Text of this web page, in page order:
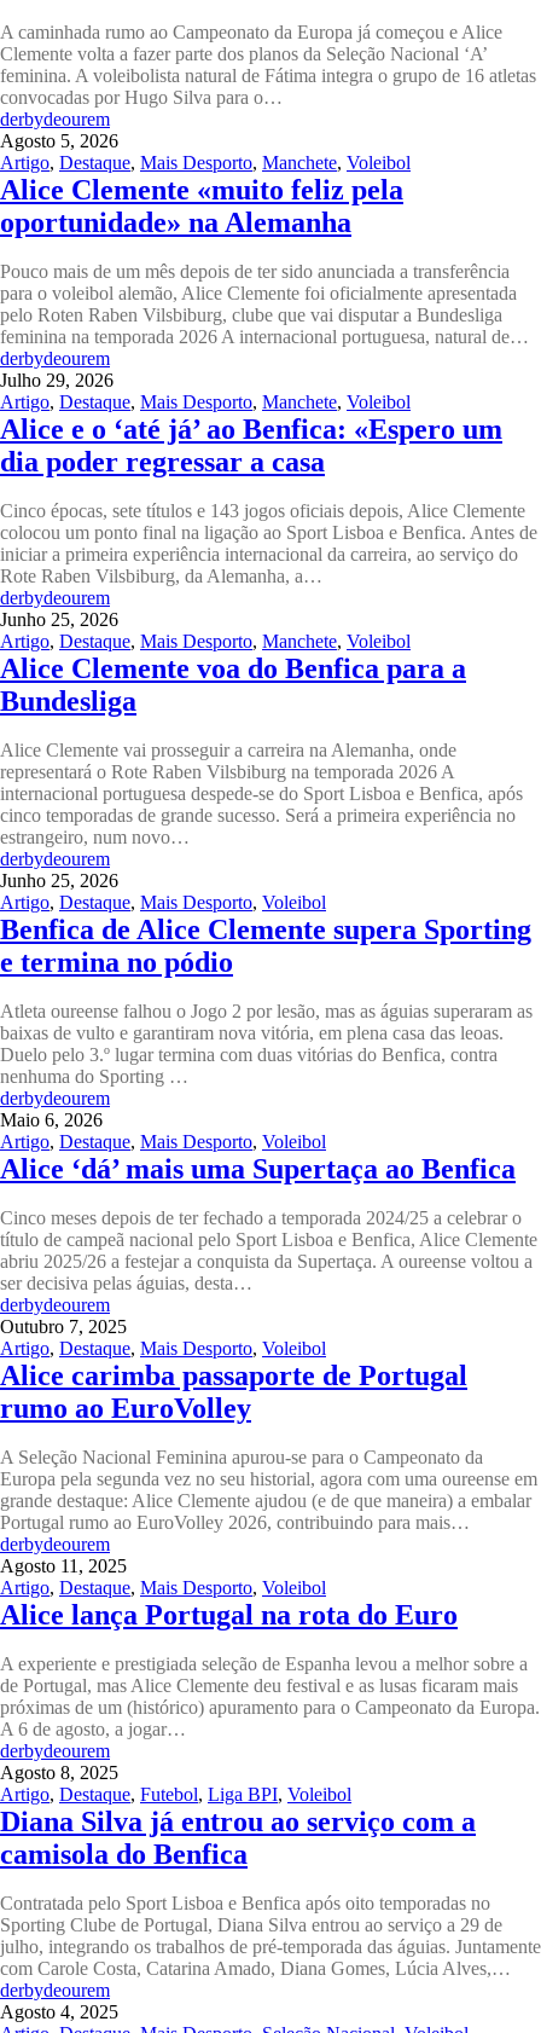
A caminhada rumo ao Campeonato da Europa já começou e Alice
Clemente volta a fazer parte dos planos da Seleção Nacional ‘A’
feminina. A voleibolista natural de Fátima integra o grupo de 16 atletas
convocadas por Hugo Silva para o…
derbydeourem
Agosto 5, 2026
Artigo, Destaque, Mais Desporto, Manchete, Voleibol
Alice Clemente «muito feliz pela
oportunidade» na Alemanha
Pouco mais de um mês depois de ter sido anunciada a transferência
para o voleibol alemão, Alice Clemente foi oficialmente apresentada
pelo Roten Raben Vilsbiburg, clube que vai disputar a Bundesliga
feminina na temporada 2026 A internacional portuguesa, natural de…
derbydeourem
Julho 29, 2026
Artigo, Destaque, Mais Desporto, Manchete, Voleibol
Alice e o ‘até já’ ao Benfica: «Espero um
dia poder regressar a casa
Cinco épocas, sete títulos e 143 jogos oficiais depois, Alice Clemente
colocou um ponto final na ligação ao Sport Lisboa e Benfica. Antes de
iniciar a primeira experiência internacional da carreira, ao serviço do
Rote Raben Vilsbiburg, da Alemanha, a…
derbydeourem
Junho 25, 2026
Artigo, Destaque, Mais Desporto, Manchete, Voleibol
Alice Clemente voa do Benfica para a
Bundesliga
Alice Clemente vai prosseguir a carreira na Alemanha, onde
representará o Rote Raben Vilsbiburg na temporada 2026 A
internacional portuguesa despede-se do Sport Lisboa e Benfica, após
cinco temporadas de grande sucesso. Será a primeira experiência no
estrangeiro, num novo…
derbydeourem
Junho 25, 2026
Artigo, Destaque, Mais Desporto, Voleibol
Benfica de Alice Clemente supera Sporting
e termina no pódio
Atleta oureense falhou o Jogo 2 por lesão, mas as águias superaram as
baixas de vulto e garantiram nova vitória, em plena casa das leoas.
Duelo pelo 3.º lugar termina com duas vitórias do Benfica, contra
nenhuma do Sporting …
derbydeourem
Maio 6, 2026
Artigo, Destaque, Mais Desporto, Voleibol
Alice ‘dá’ mais uma Supertaça ao Benfica
Cinco meses depois de ter fechado a temporada 2024/25 a celebrar o
título de campeã nacional pelo Sport Lisboa e Benfica, Alice Clemente
abriu 2025/26 a festejar a conquista da Supertaça. A oureense voltou a
ser decisiva pelas águias, desta…
derbydeourem
Outubro 7, 2025
Artigo, Destaque, Mais Desporto, Voleibol
Alice carimba passaporte de Portugal
rumo ao EuroVolley
A Seleção Nacional Feminina apurou-se para o Campeonato da
Europa pela segunda vez no seu historial, agora com uma oureense em
grande destaque: Alice Clemente ajudou (e de que maneira) a embalar
Portugal rumo ao EuroVolley 2026, contribuindo para mais…
derbydeourem
Agosto 11, 2025
Artigo, Destaque, Mais Desporto, Voleibol
Alice lança Portugal na rota do Euro
A experiente e prestigiada seleção de Espanha levou a melhor sobre a
de Portugal, mas Alice Clemente deu festival e as lusas ficaram mais
próximas de um (histórico) apuramento para o Campeonato da Europa.
A 6 de agosto, a jogar…
derbydeourem
Agosto 8, 2025
Artigo, Destaque, Futebol, Liga BPI, Voleibol
Diana Silva já entrou ao serviço com a
camisola do Benfica
Contratada pelo Sport Lisboa e Benfica após oito temporadas no
Sporting Clube de Portugal, Diana Silva entrou ao serviço a 29 de
julho, integrando os trabalhos de pré-temporada das águias. Juntamente
com Carole Costa, Catarina Amado, Diana Gomes, Lúcia Alves,…
derbydeourem
Agosto 4, 2025